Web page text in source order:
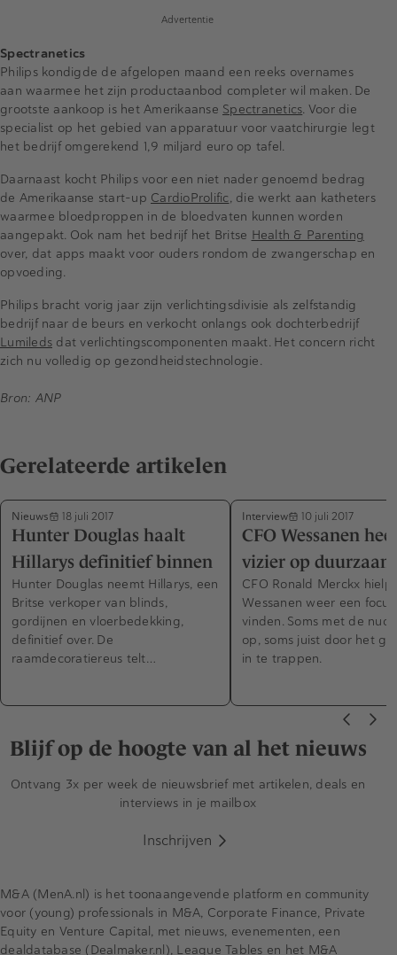
Advertentie
Spectranetics
Philips kondigde de afgelopen maand een reeks overnames
aan waarmee het zijn productaanbod completer wil maken. De
grootste aankoop is het Amerikaanse Spectranetics. Voor die
specialist op het gebied van apparatuur voor vaatchirurgie legt
het bedrijf omgerekend 1,9 miljard euro op tafel.
Daarnaast kocht Philips voor een niet nader genoemd bedrag
de Amerikaanse start-up CardioProlific, die werkt aan katheters
waarmee bloedproppen in de bloedvaten kunnen worden
aangepakt. Ook nam het bedrijf het Britse Health & Parenting
over, dat apps maakt voor ouders rondom de zwangerschap en
opvoeding.
Philips bracht vorig jaar zijn verlichtingsdivisie als zelfstandig
bedrijf naar de beurs en verkocht onlangs ook dochterbedrijf
Lumileds dat verlichtingscomponenten maakt. Het concern richt
zich nu volledig op gezondheidstechnologie.
Bron: ANP
Gerelateerde artikelen
Nieuws 18 juli 2017
Hunter Douglas haalt
Hillarys definitief binnen
Hunter Douglas neemt Hillarys, een
Britse verkoper van blinds,
gordijnen en vloerbedekking,
definitief over. De
raamdecoratiereus telt…
Interview 10 juli 2017
CFO Wessanen
vizier op
CFO Ronald Merckx hielp
Wessanen weer een
vinden. Soms met de
op, soms juist door het
in te trappen.
Blijf op de hoogte van al het nieuws
Ontvang 3x per week de nieuwsbrief met artikelen, deals en
interviews in je mailbox
Inschrijven
M&A (MenA.nl) is het toonaangevende platform en community
voor (young) professionals in M&A, Corporate Finance, Private
Equity en Venture Capital, met nieuws, evenementen, een
dealdatabase (Dealmaker.nl), League Tables en het M&A